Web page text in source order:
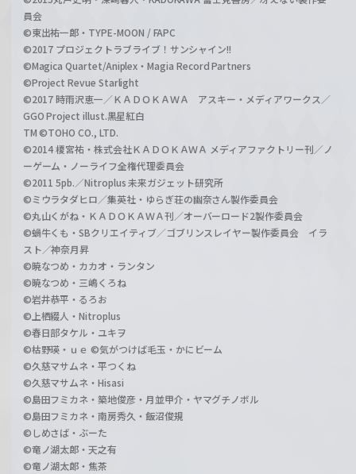
員会
©東出祐一郎・TYPE-MOON / FAPC
©2017 プロジェクトラブライブ！サンシャイン!!
©Magica Quartet/Aniplex・Magia Record Partners
©Project Revue Starlight
©2017 時雨沢恵一／ＫＡＤＯＫＡＷＡ アスキー・メディアワークス／
GGO Project illust.黒星紅白
TM ©TOHO CO., LTD.
©2014 榎宮祐・株式会社ＫＡＤＯＫＡＷＡ メディアファクトリー刊／ノ
ーゲーム・ノーライフ全権代理委員会
©2011 5pb.／Nitroplus 未来ガジェット研究所
©ミウラタダヒロ／集英社・ゆらぎ荘の幽奈さん製作委員会
©丸山くがね・ＫＡＤＯＫＡＷＡ刊／オーバーロード2製作委員会
©蝸牛くも・SBクリエイティブ／ゴブリンスレイヤー製作委員会 イラ
スト／神奈月昇
©暁なつめ・カカオ・ランタン
©暁なつめ・三嶋くろね
©岩井恭平・るろお
©上栖綴人・Nitroplus
©春日部タケル・ユキヲ
©枯野瑛・ｕｅ ©気がつけば毛玉・かにビーム
©久慈マサムネ・平つくね
©久慈マサムネ・Hisasi
©島田フミカネ・築地俊彦・月並甲介・ヤマグチノボル
©島田フミカネ・南房秀久・飯沼俊規
©しめさば・ぶーた
©竜ノ湖太郎・天之有
©竜ノ湖太郎・焦茶